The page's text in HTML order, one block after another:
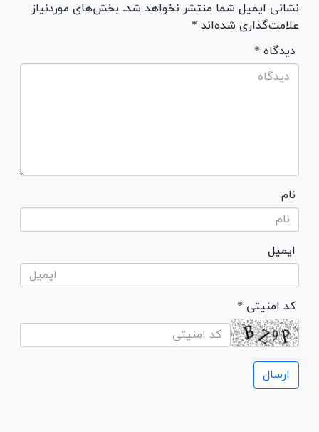
نشانی ایمیل شما منتشر نخواهد شد. بخش‌های موردنیاز
علامت‌گذاری شده‌اند *
* دیدگاه
نام
ایمیل
* کد امنیتی